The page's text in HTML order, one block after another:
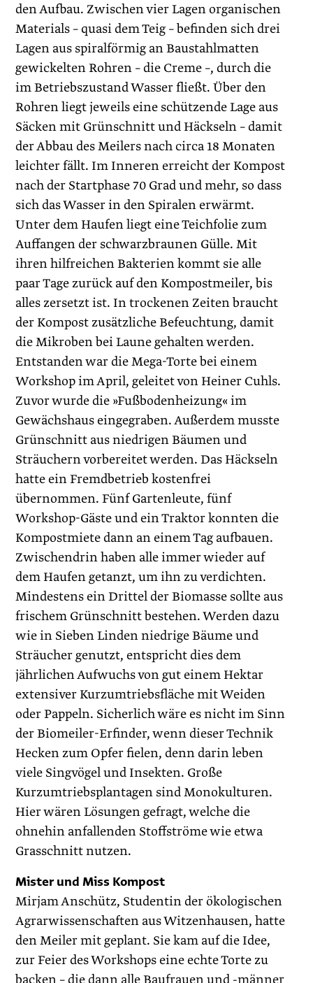
den Aufbau. Zwischen vier Lagen organischen
Materials – quasi dem Teig – befinden sich drei
Lagen aus spiralförmig an Baustahlmatten
gewickelten Rohren – die Creme –, durch die
im Betriebszustand Wasser fließt. Über den
Rohren liegt jeweils eine schützende Lage aus
Säcken mit Grünschnitt und Häckseln – damit
der Abbau des Meilers nach circa 18 Monaten
leichter fällt. Im Inneren erreicht der Kompost
nach der Startphase 70 Grad und mehr, so dass
sich das Wasser in den Spiralen erwärmt.
Unter dem Haufen liegt eine Teichfolie zum
Auffangen der schwarzbraunen Gülle. Mit
ihren hilfreichen Bakterien kommt sie alle
paar Tage zurück auf den Kompostmeiler, bis
alles zersetzt ist. In trockenen Zeiten braucht
der Kompost zusätzliche Befeuchtung, damit
die Mikroben bei Laune gehalten werden.
Entstanden war die Mega-Torte bei einem
Workshop im April, geleitet von Heiner Cuhls.
Zuvor wurde die »Fußbodenheizung« im
Gewächshaus eingegraben. Außerdem musste
Grünschnitt aus niedrigen Bäumen und
Sträuchern vorbereitet werden. Das Häckseln
hatte ein Fremdbetrieb kostenfrei
übernommen. Fünf Gartenleute, fünf
Workshop-Gäste und ein Traktor konnten die
Kompostmiete dann an einem Tag aufbauen.
Zwischendrin haben alle immer wieder auf
dem Haufen getanzt, um ihn zu verdichten.
Mindestens ein Drittel der Biomasse sollte aus
frischem Grünschnitt bestehen. Werden dazu
wie in Sieben Linden niedrige Bäume und
Sträucher genutzt, entspricht dies dem
jährlichen Aufwuchs von gut einem Hektar
extensiver Kurzumtriebsfläche mit Weiden
oder Pappeln. Sicherlich wäre es nicht im Sinn
der Biomeiler-Erfinder, wenn dieser Technik
Hecken zum Opfer fielen, denn darin leben
viele Singvögel und Insekten. Große
Kurzumtriebsplantagen sind Monokulturen.
Hier wären Lösungen gefragt, welche die
ohnehin anfallenden Stoffströme wie etwa
Grasschnitt nutzen.
Mister und Miss Kompost
Mirjam Anschütz, Studentin der ökologischen
Agrarwissenschaften aus Witzenhausen, hatte
den Meiler mit geplant. Sie kam auf die Idee,
zur Feier des Workshops eine echte Torte zu